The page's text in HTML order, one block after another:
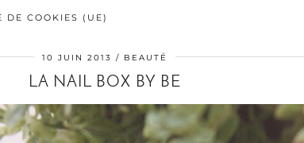
DE COOKIES (UE)
10 JUIN 2013 BEAUTÉ
LA NAIL BOX BY BE